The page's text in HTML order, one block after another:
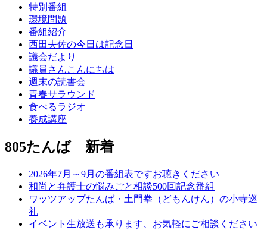
特別番組
環境問題
番組紹介
西田夫佐の今日は記念日
議会だより
議員さんこんにちは
週末の読書会
青春サラウンド
食べるラジオ
養成講座
805たんば 新着
2026年7月～9月の番組表ですお聴きください
和尚と弁護士の悩みごと相談500回記念番組
ワッツアップたんば・土門拳（どもんけん）の小寺巡
礼
イベント生放送も承ります、お気軽にご相談ください